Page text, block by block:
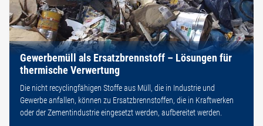
Gewerbemüll als Ersatzbrennstoff – Lösungen für
thermische Verwertung
Die nicht recyclingfähigen Stoffe aus Müll, die in Industrie und
Gewerbe anfallen, können zu Ersatzbrennstoffen, die in Kraftwerken
oder der Zementindustrie eingesetzt werden, aufbereitet werden.